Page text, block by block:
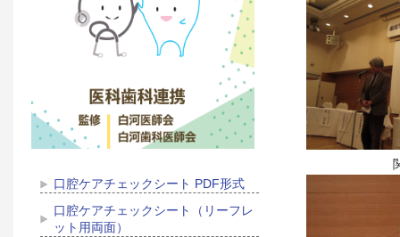
口腔ケアチェックシート PDF形式
口腔ケアチェックシート（リーフレ
ット用両面）